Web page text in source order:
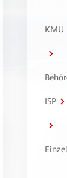
KMU
ISP